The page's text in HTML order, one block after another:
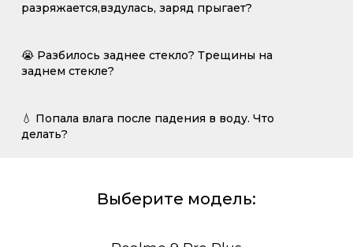
разряжается,вздулась, заряд прыгает?
😭 Разбилось заднее стекло? Трещины на
заднем стекле?
💧 Попала влага после падения в воду. Что
делать?
Выберите модель: